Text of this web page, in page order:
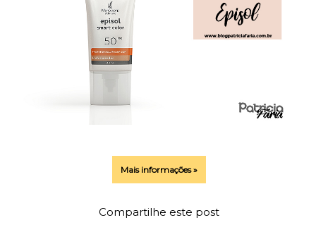
Mais informações »
Compartilhe este post